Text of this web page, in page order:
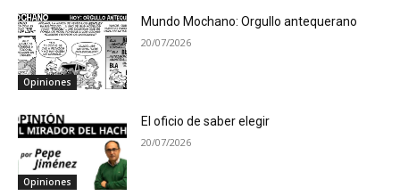
Opiniones
Mundo Mochano: Orgullo antequerano
20/07/2026
Opiniones
El oficio de saber elegir
20/07/2026